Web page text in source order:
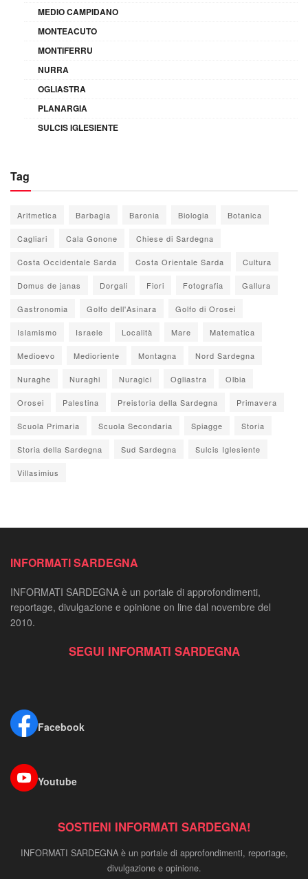
MEDIO CAMPIDANO
MONTEACUTO
MONTIFERRU
NURRA
OGLIASTRA
PLANARGIA
SULCIS IGLESIENTE
Tag
Aritmetica Barbagia Baronia Biologia Botanica
Cagliari Cala Gonone Chiese di Sardegna
Costa Occidentale Sarda Costa Orientale Sarda Cultura
Domus de janas Dorgali Fiori Fotografia Gallura
Gastronomia Golfo dell'Asinara Golfo di Orosei
Islamismo Israele Località Mare Matematica
Medioevo Medioriente Montagna Nord Sardegna
Nuraghe Nuraghi Nuragici Ogliastra Olbia
Orosei Palestina Preistoria della Sardegna Primavera
Scuola Primaria Scuola Secondaria Spiagge Storia
Storia della Sardegna Sud Sardegna Sulcis Iglesiente
Villasimius
INFORMATI SARDEGNA
INFORMATI SARDEGNA è un portale di approfondimenti,
reportage, divulgazione e opinione on line dal novembre del
2010.
SEGUI INFORMATI SARDEGNA
Facebook
Youtube
SOSTIENI INFORMATI SARDEGNA!
INFORMATI SARDEGNA è un portale di approfondimenti, reportage,
divulgazione e opinione.